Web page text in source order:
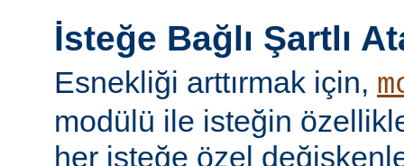
İsteğe Bağlı Şartlı
Esnekliği arttırmak için,
modülü ile isteğin
her isteğe özel